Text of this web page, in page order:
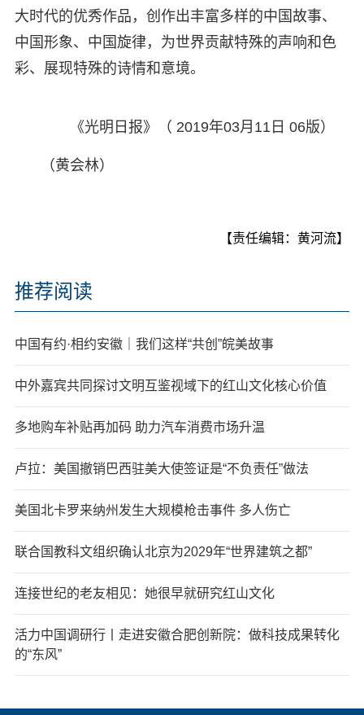
大时代的优秀作品，创作出丰富多样的中国故事、
中国形象、中国旋律，为世界贡献特殊的声响和色
彩、展现特殊的诗情和意境。
《光明日报》（ 2019年03月11日 06版）
（黄会林）
【责任编辑：黄河流】
推荐阅读
中国有约·相约安徽｜我们这样“共创”皖美故事
中外嘉宾共同探讨文明互鉴视域下的红山文化核心价值
多地购车补贴再加码 助力汽车消费市场升温
卢拉：美国撤销巴西驻美大使签证是“不负责任”做法
美国北卡罗来纳州发生大规模枪击事件 多人伤亡
联合国教科文组织确认北京为2029年“世界建筑之都”
连接世纪的老友相见：她很早就研究红山文化
活力中国调研行丨走进安徽合肥创新院：做科技成果转化
的“东风”